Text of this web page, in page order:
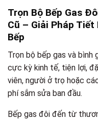
Trọn Bộ Bếp Gas
Cũ – Giải Pháp
Bếp
Trọn bộ bếp gas và bình
cực kỳ kinh tế, tiện lợi,
viên, người ở trọ hoặc
phí sắm sửa ban đầu.
Bếp gas đôi đến từ